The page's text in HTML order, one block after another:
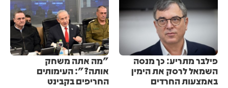
פילבר מתריע: כך מנסה
השמאל לרסק את הימין
באמצעות החרדים
"מה אתה משחק
אותה?": העימותים
החריפים בקבינט